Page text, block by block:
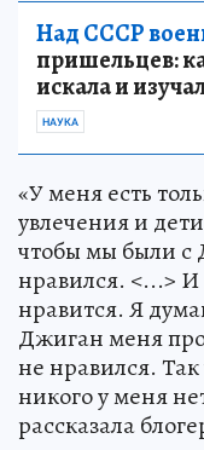
Над СССР
пришельцев:
искала и
НАУКА
«У меня есть
увлечения и
чтобы мы были с
нравился. <...>
нравится. Я
Джиган меня
не нравился.
никого у меня
рассказала